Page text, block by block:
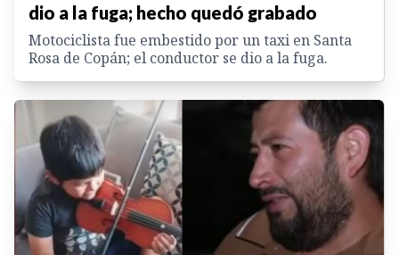
dio a la fuga; hecho quedó grabado
Motociclista fue embestido por un taxi en Santa
Rosa de Copán; el conductor se dio a la fuga.